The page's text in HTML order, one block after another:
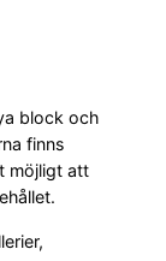
block och
finns
möjligt att